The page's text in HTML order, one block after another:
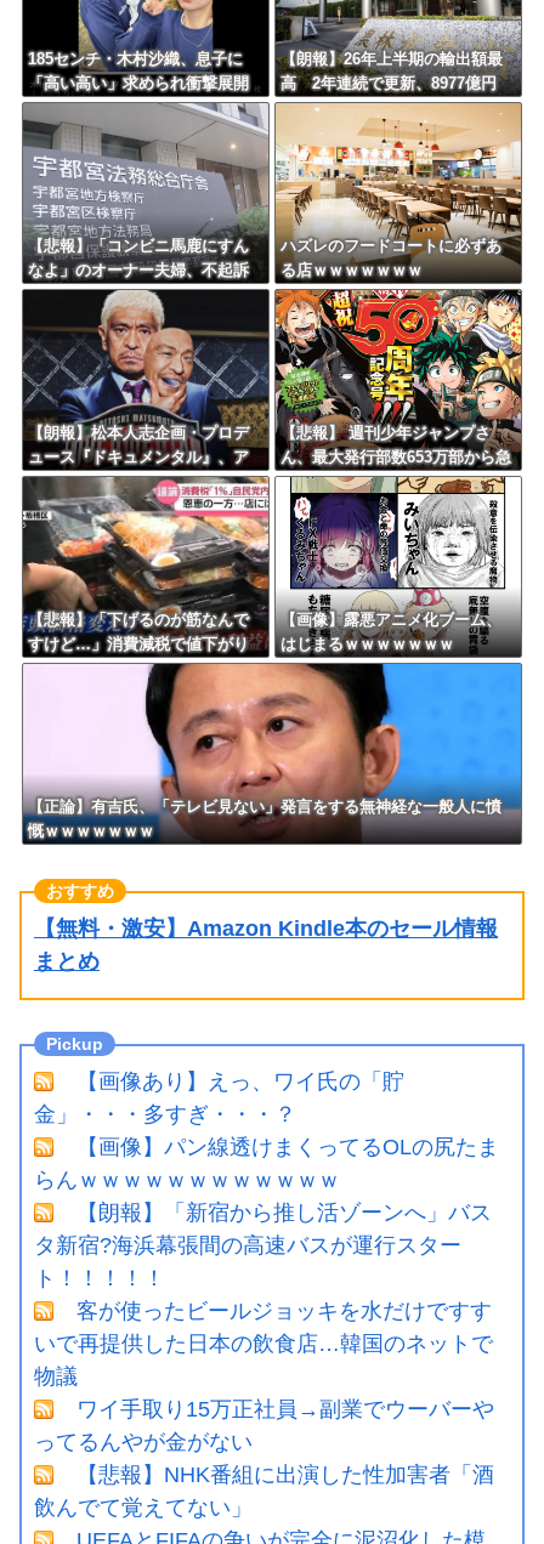
185センチ・木村沙織、息子に
「高い高い」求められ衝撃展開
激白 ｗｗｗｗｗｗｗｗｗｗ
【朗報】26年上半期の輸出額最
高 2年連続で更新、8977億円
農水省「インバウンドの増加に
伴い、日本食の認知度が向上」
【悲報】「コンビニ馬鹿にすん
なよ」のオーナー夫婦、不起訴
ｗｗｗｗｗｗｗｗ
ハズレのフードコートに必ずあ
る店ｗｗｗｗｗｗｗ
【朗報】松本人志企画・プロデ
ュース『ドキュメンタル』、ア
メリカで初の制作が決定！ 海
外タイトル『LOL』として世界2
5ヶ国・地域で展開
【悲報】 週刊少年ジャンプさ
ん、最大発行部数653万部から急
降下でついに100万部を割ってし
まうｗｗｗｗｗｗｗ
【悲報】「下げるのが筋なんで
すけど…」消費減税で値下がり
する分と同じだけ商品を値上げ
して店頭価格を変えない店も…
【画像】露悪アニメ化ブーム、
はじまるｗｗｗｗｗｗｗ
【正論】有吉氏、「テレビ見ない」発言をする無神経な一般人に憤
慨ｗｗｗｗｗｗｗ
【無料・激安】Amazon Kindle本のセール情報
まとめ
【画像あり】えっ、ワイ氏の「貯
金」・・・多すぎ・・・？
【画像】パン線透けまくってるOLの尻たま
らんｗｗｗｗｗｗｗｗｗｗｗｗ
【朗報】「新宿から推し活ゾーンへ」バス
タ新宿?海浜幕張間の高速バスが運行スター
ト！！！！！
客が使ったビールジョッキを水だけですす
いで再提供した日本の飲食店…韓国のネットで
物議
ワイ手取り15万正社員→副業でウーバーや
ってるんやが金がない
【悲報】NHK番組に出演した性加害者「酒
飲んでて覚えてない」